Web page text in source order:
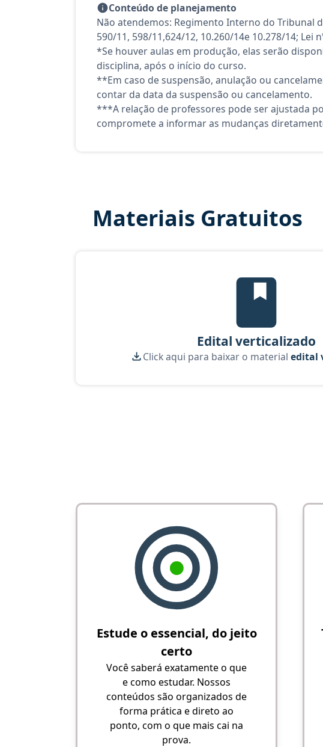
Conteúdo de planejamento
Não atendemos: Regimento Interno do Tribunal
590/11, 598/11,624/12, 10.260/14e 10.278/14;
*Se houver aulas em produção, elas serão
disciplina, após o início do curso.
**Em caso de suspensão, anulação ou
contar da data da suspensão ou cancelamento.
***A relação de professores pode ser ajustada
compromete a informar as mudanças
Materiais Gratuitos
Edital
Edital verticalizado
Click aqui para baixar o material edital
Estude o essencial, do jeito
certo
Você saberá exatamente o que
e como estudar. Nossos
conteúdos são organizados de
forma prática e direto ao
ponto, com o que mais cai na
prova.